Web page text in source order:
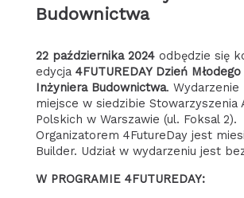
Budownictwa
22 października 2024odbędzie się
edycja 4FUTUREDAY Dzień
Inżyniera Budownictwa. Wydarzenie
miejsce w siedzibie Stowarzyszenia
Polskich w Warszawie (ul. Foksal 2).
Organizatorem 4FutureDay jest
Builder. Udział w wydarzeniu jest
W PROGRAMIE 4FUTUREDAY: